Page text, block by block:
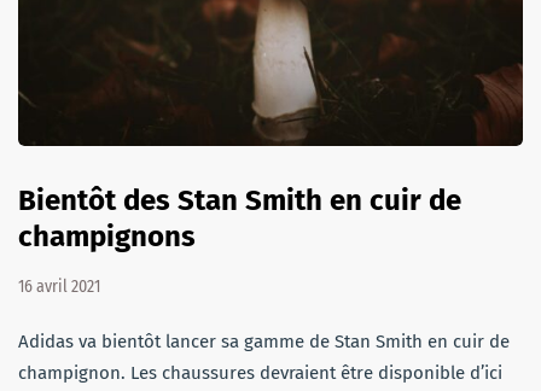
Bientôt des Stan Smith en cuir de
champignons
16 avril 2021
Adidas va bientôt lancer sa gamme de Stan Smith en cuir de
champignon. Les chaussures devraient être disponible d’ici